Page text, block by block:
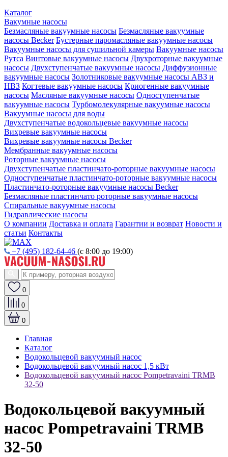
Каталог
Вакумные насосы
Безмасляные вакуумные насосы Безмасляные вакуумные
насосы Becker Бустерные паромасляные вакуумные насосы
Вакуумные насосы для сушильной камеры Вакуумные насосы
Рутса Винтовые вакуумные насосы Двухроторные вакуумные
насосы Двухступенчатые вакуумные насосы Диффузионные
вакуумные насосы Золотниковые вакуумные насосы АВЗ и
НВЗ Когтевые вакуумные насосы Криогенные вакуумные
насосы Масляные вакуумные насосы Одноступенчатые
вакуумные насосы Турбомолекулярные вакуумные насосы
Вакуумные насосы для воды
Двухступенчатые водокольцевые вакуумные насосы
Вихревые вакуумные насосы
Вихревые вакуумные насосы Becker
Мембранные вакуумные насосы
Роторные вакуумные насосы
Двухступенчатые пластинчато-роторные вакуумные насосы
Одноступенчатые пластинчато-роторные вакуумные насосы
Пластинчато-роторные вакуумные насосы Becker
Безмасляные пластинчато роторные вакуумные насосы
Спиральные вакуумные насосы
Гидравлические насосы
О компании Доставка и оплата Гарантии и возврат Новости и
статьи Контакты
+7 (495) 182-64-46 (с 8:00 до 19:00)
0
0
0
Главная
Каталог
Водокольцевой вакуумный насос
Водокольцевой вакуумный насос 1,5 кВт
Водокольцевой вакуумный насос Pompetravaini TRMB
32-50
Водокольцевой вакуумный
насос Pompetravaini TRMB
32-50